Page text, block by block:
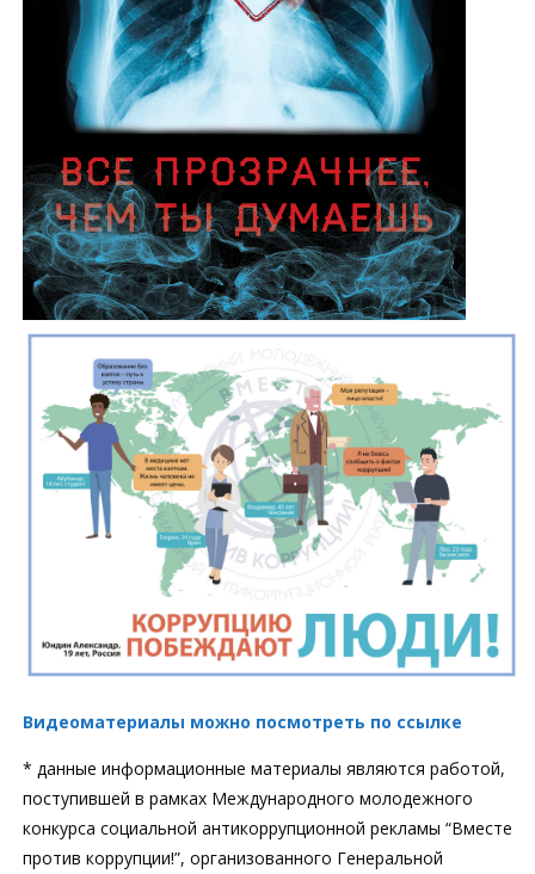
Видеоматериалы можно посмотреть по ссылке
* данные информационные материалы являются работой,
поступившей в рамках Международного молодежного
конкурса социальной антикоррупционной рекламы “Вместе
против коррупции!”, организованного Генеральной